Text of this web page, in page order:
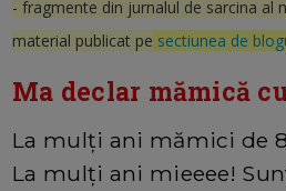
- fragmente din jurnalul de sarcina al
material publicat pe sectiunea de
Ma declar mămică
La mulți ani mămici de 8
La mulți ani mieeee!